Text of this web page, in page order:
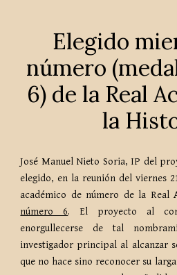
Elegido
número
6) de la Real
la
José Manuel Nieto Soria, IP del
elegido, en la reunión del viernes
académico de número de la Real
número 6. El proyecto al
enorgullecerse de tal
investigador principal al alcanzar
que no hace sino reconocer su